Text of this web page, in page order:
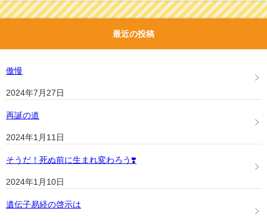
最近の投稿
傲慢
2024年7月27日
再誕の道
2024年1月11日
そうだ！死ぬ前に生まれ変わろう❣️
2024年1月10日
遺伝子易経の啓示は